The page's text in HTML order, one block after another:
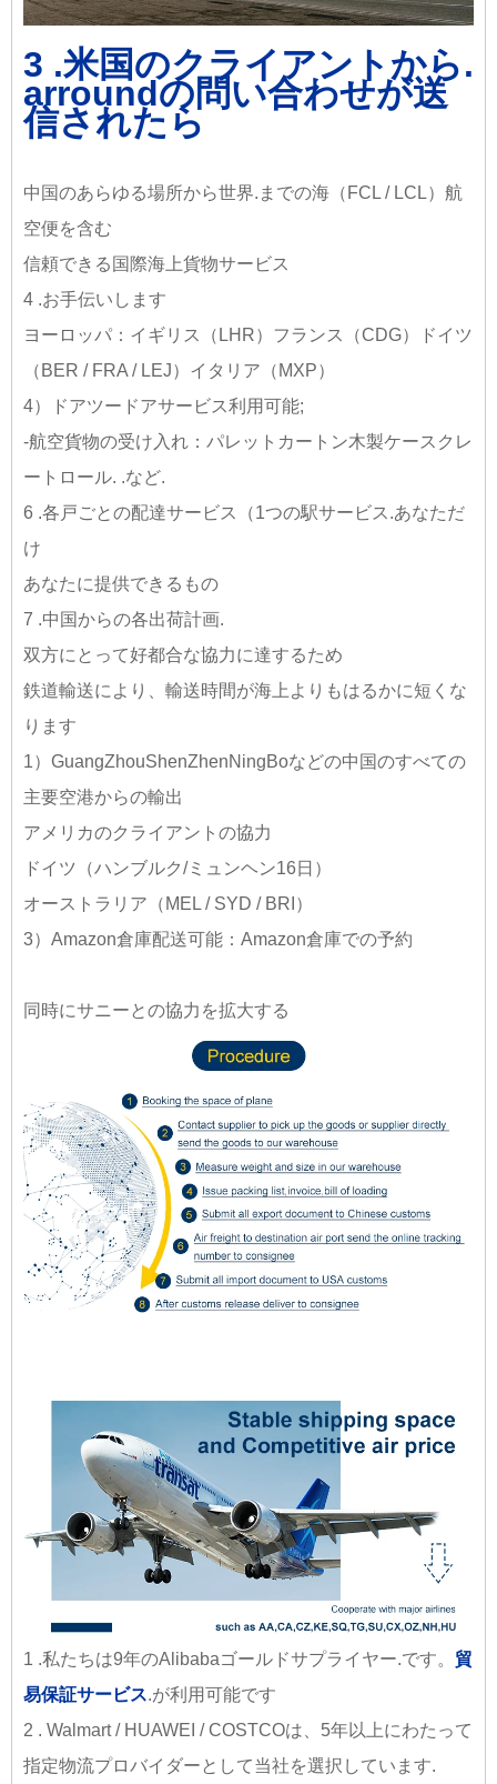
3 .米国のクライアントから.
arroundの問い合わせが送
信されたら
中国のあらゆる場所から世界.までの海（FCL / LCL）航
空便を含む
信頼できる国際海上貨物サービス
4 .お手伝いします
ヨーロッパ：イギリス（LHR）フランス（CDG）ドイツ
（BER / FRA / LEJ）イタリア（MXP）
4）ドアツードアサービス利用可能;
-航空貨物の受け入れ：パレットカートン木製ケースクレ
ートロール. .など.
6 .各戸ごとの配達サービス（1つの駅サービス.あなただ
け
あなたに提供できるもの
7 .中国からの各出荷計画.
双方にとって好都合な協力に達するため
鉄道輸送により、輸送時間が海上よりもはるかに短くな
ります
1）GuangZhouShenZhenNingBoなどの中国のすべての
主要空港からの輸出
アメリカのクライアントの協力
ドイツ（ハンブルク/ミュンヘン16日）
オーストラリア（MEL / SYD / BRI）
3）Amazon倉庫配送可能：Amazon倉庫での予約
同時にサニーとの協力を拡大する
1 .私たちは9年のAlibabaゴールドサプライヤー.です。 貿
易保証サービス.が利用可能です
2 . Walmart / HUAWEI / COSTCOは、5年以上にわたって
指定物流プロバイダーとして当社を選択しています.